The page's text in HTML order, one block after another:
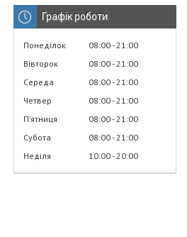
Графік роботи
Понеділок 08:00 21:00
Вівторок
08:00 21:00
Середа
08:00 21:00
Четвер
08:00 21:00
Пʼятниця
08:00 21:00
Субота
08:00 21:00
Неділя
10:00 20:00